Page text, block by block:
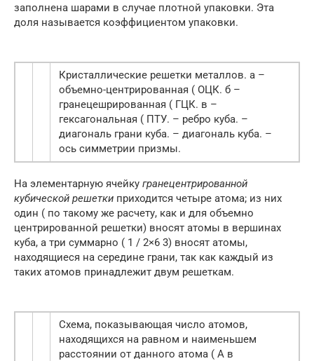
заполнена шарами в случае плотной упаковки. Эта
доля называется коэффициентом упаковки.
Кристаллические решетки металлов. а –
объемно-центрированная ( ОЦК. б –
гранецешрированная ( ГЦК. в –
гексагональная ( ПТУ. – ребро куба. –
диагональ грани куба. – диагональ куба. –
ось симметрии призмы.
На элементарную ячейку гранецентрированной
кубической решетки приходится четыре атома; из них
один ( по такому же расчету, как и для объемно
центрированной решетки) вносят атомы в вершинах
куба, а три суммарно ( 1 / 2×6 3) вносят атомы,
находящиеся на середине грани, так как каждый из
таких атомов принадлежит двум решеткам.
Схема, показывающая число атомов,
находящихся на равном и наименьшем
расстоянии от данного атома ( А в